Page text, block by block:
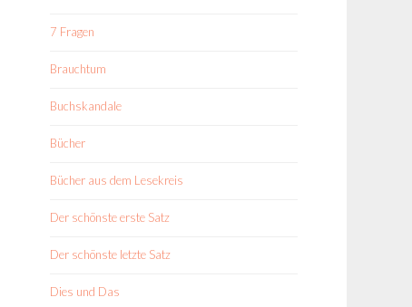
7 Fragen
Brauchtum
Buchskandale
Bücher
Bücher aus dem Lesekreis
Der schönste erste Satz
Der schönste letzte Satz
Dies und Das